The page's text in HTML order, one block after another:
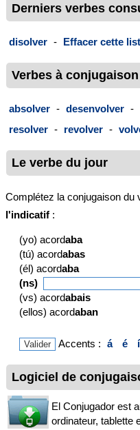
Derniers verbes
disolver - Effacer cette
Verbes à
absolver - desenvolver -
resolver - revolver -
Le verbe du jour
Complétez la conjugaison du
l'indicatif :
(yo) acordaba
(tú) acordabas
(él) acordaba
(ns)
(vs) acordabais
(ellos) acordaban
Accents : á é í
Logiciel de
El Conjugador est
ordinateur, tablette